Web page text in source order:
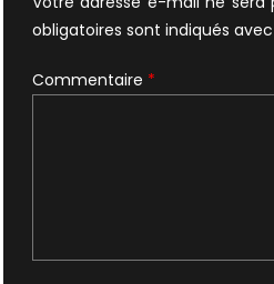
obligatoires sont indiqués avec
Commentaire *